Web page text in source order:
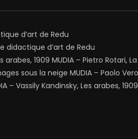
d’art de Redu
didactique d’art de Redu
arabes, 1909 MUDIA – Pietro Rotari,
sous la neige MUDIA – Paolo
– Vassily Kandinsky, Les arabes,